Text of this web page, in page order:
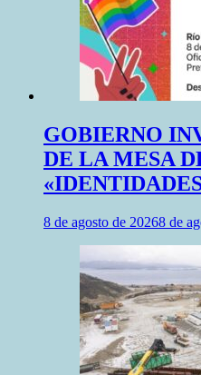
GOBIERNO
DE LA MESA
8 de agosto de 20268 de